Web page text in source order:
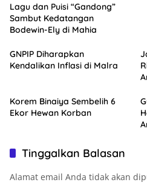
Lagu dan Puisi “Gandong”
Sambut Kedatangan
Bodewin-Ely di Mahia
GNPIP Diharapkan
Kendalikan Inflasi di Malra
Korem Binaiya Sembelih 6
Ekor Hewan Korban
Tinggalkan Balasan
Alamat email Anda tidak akan